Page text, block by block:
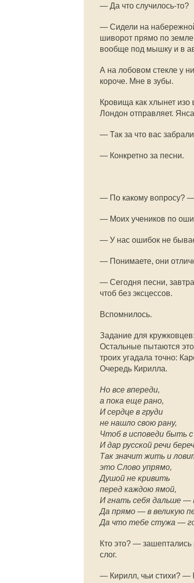
— Да что случилось-то?
— Сидели на
шиворот прямо по земле
вообще под мышку и в
А на лобовом стекле у
короче. Мне в зубы.
Кровища как хлынет изо
Лондон отправляет.
— Так за что вас
— Конкретно за песни.
— По какому вопросу?
— Моих учеников по
— У нас ошибок не
— Понимаете, они
— Сегодня песни,
чтоб без эксцессов.
Вспомнилось.
Задание для
Остальные пытаются
троих угадала точно:
Очередь Кирилла.
Но все впереди,
а пока еще рано,
И сердце в груди
не нашло свою рану,
Чтоб в исповеди быть
И дар русской речи
Так значит жить и
это Слово упрямо,
Душой не кривить
перед каждою ямой,
И гнать себя дальше —
Да прямо — в великую
Да что тебе стужа —
Кто это? —
слог.
— Кирилл, чьи стихи? —